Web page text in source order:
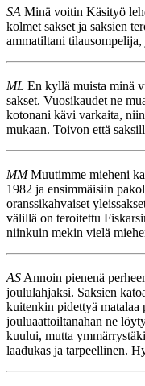
SA Minä voitin Käsityö
kolmet sakset ja saksien
ammatiltani
ML En kyllä muista minä
sakset. Vuosikaudet ne
kotonani kävi varkaita,
mukaan. Toivon että
MMMuutimme mieheni
1982 ja ensimmäisiin
oranssikahvaiset
välillä on teroitettu
niinkuin mekin vielä
ASAnnoin pienenä
joululahjaksi. Saksien
kuitenkin pidettyä matalaa
jouluaattoiltanahan ne
kuului, mutta
laadukas ja tarpeellinen.